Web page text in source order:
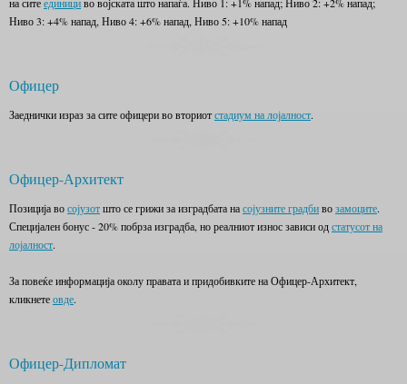
Ниво 3: +4% напад, Ниво 4: +6% напад, Ниво 5: +10% напад
Офицер
Заеднички израз за сите офицери во вториотстадиум на лојалност.
Офицер-Архитект
Позиција восојузотшто се грижи за изградбата насојузните градбивозамоците.
Специјален бонус - 20% побрза изградба, но реалниот износ зависи одстатусот на
лојалност.
За повеќе информација околу правата и придобивките на Офицер-Архитект,
кликнетеовде.
Офицер-Дипломат